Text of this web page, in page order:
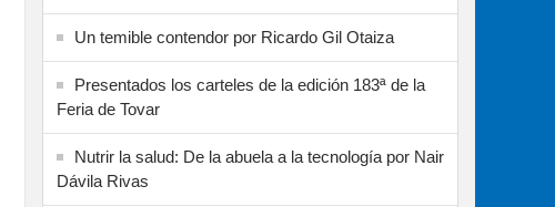
Un temible contendor por Ricardo Gil Otaiza
Presentados los carteles de la edición 183ª de la
Feria de Tovar
Nutrir la salud: De la abuela a la tecnología por Nair
Dávila Rivas